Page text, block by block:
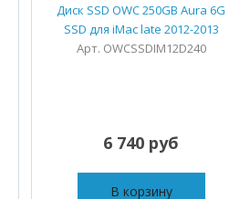
Диск SSD OWC 250GB Aura 6G
SSD для iMac late 2012-2013
Арт. OWCSSDIM12D240
6 740 руб
В корзину